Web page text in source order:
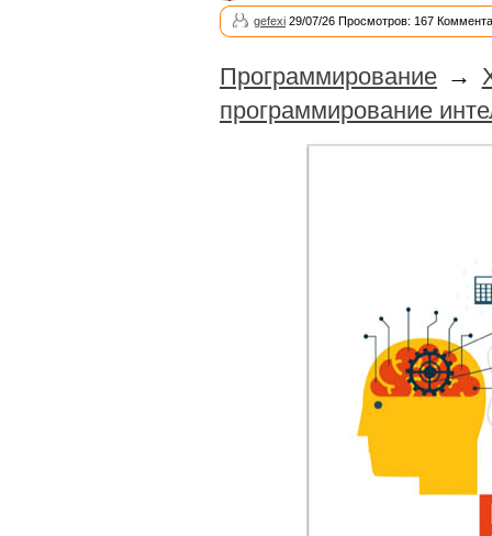
gefexi 29/07/26 Просмотров: 167
Программирование →
программирование